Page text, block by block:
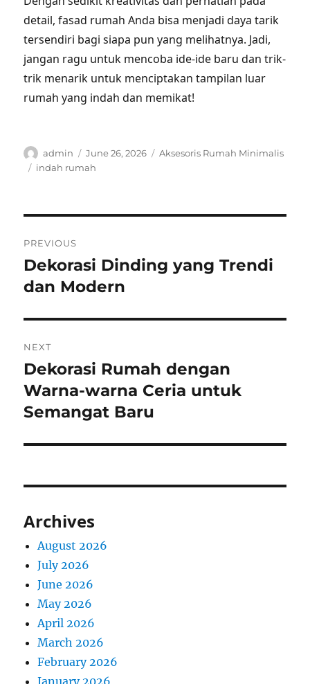
detail, fasad rumah Anda bisa menjadi daya tarik
tersendiri bagi siapa pun yang melihatnya. Jadi,
jangan ragu untuk mencoba ide-ide baru dan trik-
trik menarik untuk menciptakan tampilan luar
rumah yang indah dan memikat!
Author
admin
Posted
on
June 26, 2026 Categories
Aksesoris Rumah Minimalis
Tags
indah rumah
navigation
PREVIOUS
Previous
post:
Dekorasi Dinding yang Trendi
dan Modern
NEXT
Next
post:
Dekorasi Rumah dengan
Warna-warna Ceria untuk
Semangat Baru
Archives
August 2026
July 2026
June 2026
May 2026
April 2026
March 2026
February 2026